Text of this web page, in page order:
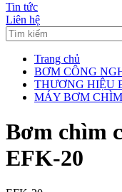
Tin tức
Liên hệ
Trang chủ
BƠM CÔNG
THƯƠNG HIỆU
MÁY BƠM
Bơm chìm
EFK-20